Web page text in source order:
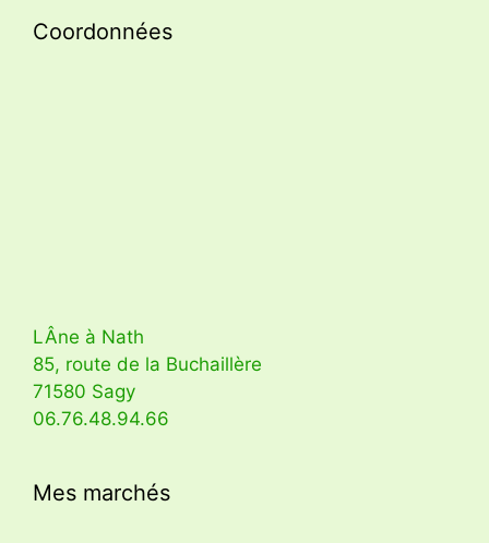
Coordonnées
LÂne à Nath
85, route de la Buchaillère
71580 Sagy
06.76.48.94.66
Mes marchés